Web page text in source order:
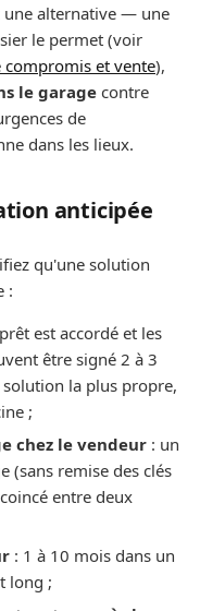
une alternative — une
le permet (voir
et vente),
le garage contre
de
dans les lieux.
anticipée
qu'une solution
:
est accordé et les
être signé 2 à 3
la plus propre,
;
chez le vendeur: un
(sans remise des clés
entre deux
: 1 à 10 mois dans un
long ;